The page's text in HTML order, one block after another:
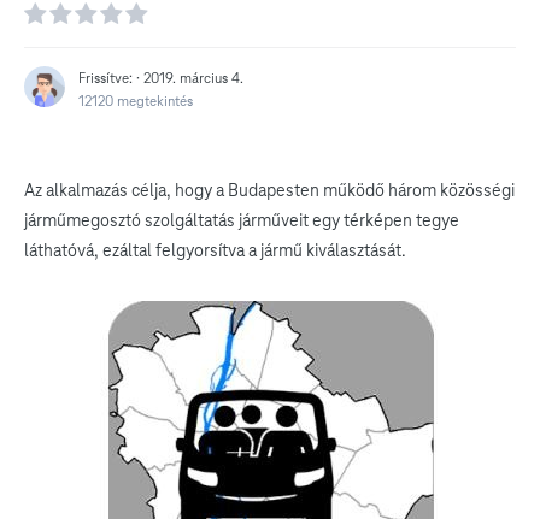
Frissítve: · 2019. március 4.
12120 megtekintés
Az alkalmazás célja, hogy a Budapesten működő három közösségi
járműmegosztó szolgáltatás járműveit egy térképen tegye
láthatóvá, ezáltal felgyorsítva a jármű kiválasztását.